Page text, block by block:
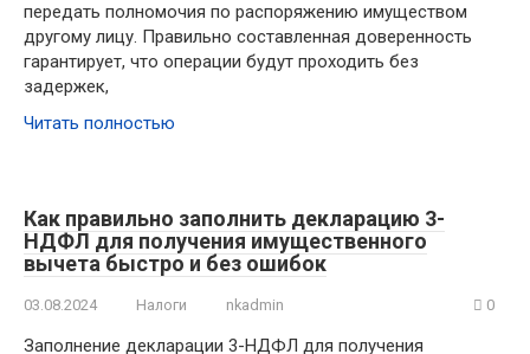
передать полномочия по распоряжению имуществом
другому лицу. Правильно составленная доверенность
гарантирует, что операции будут проходить без
задержек,
Читать полностью
Как правильно заполнить декларацию 3-
НДФЛ для получения имущественного
вычета быстро и без ошибок
03.08.2024 Налоги nkadmin 0
Заполнение декларации 3-НДФЛ для получения